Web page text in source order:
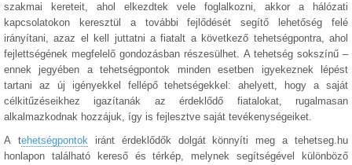
szakmai kereteit, ahol elkezdtek vele foglalkozni, akkor a hálózati
kapcsolatokon keresztül a további fejlődését segítő lehetőség felé
irányítani, azaz el kell juttatni a fiatalt a következő tehetségpontra, ahol
fejlettségének megfelelő gondozásban részesülhet. A tehetség sokszínű –
ennek jegyében a tehetségpontok minden esetben igyekeznek lépést
tartani az új igényekkel fellépő tehetségekkel: ahelyett, hogy a saját
célkitűzéseikhez igazítanák az érdeklődő fiatalokat, rugalmasan
alkalmazkodnak hozzájuk, így is fejlesztve saját tevékenységeiket.
A tehetségpontokiránt érdeklődők dolgát könnyíti meg a tehetseg.hu
honlapon található kereső és térkép, melynek segítségével különböző